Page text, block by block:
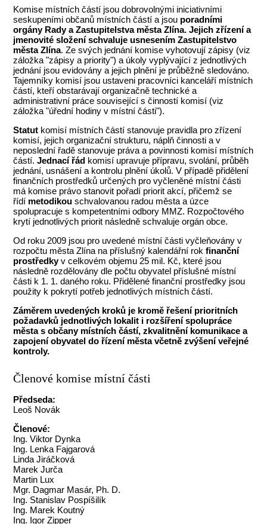
Komise místních částí jsou dobrovolnými iniciativními
seskupeními občanů místních částí a jsou poradními
orgány Rady a Zastupitelstva města Zlína. Jejich zřízení a
jmenovité složení schvaluje usnesením Zastupitelstvo
města Zlína. Ze svých jednání komise vyhotovují zápisy (viz
záložka "zápisy a priority") a úkoly vyplývající z jednotlivých
jednání jsou evidovány a jejich plnění je průběžně sledováno.
Tajemníky komisí jsou ustaveni pracovníci kanceláří místních
částí, kteří obstarávají organizačně technické a
administrativní práce související s činností komisí (viz
záložka "úřední hodiny v místní části").
Statut komisí místních částí stanovuje pravidla pro zřízení
komisí, jejich organizační strukturu, náplň činnosti a v
neposlední řadě stanovuje práva a povinnosti komisí místních
částí.Jednací řád komisí upravuje přípravu, svolání, průběh
jednání, usnášení a kontrolu plnění úkolů. V případě přidělení
finančních prostředků určených pro vyčleněné místní části
má komise právo stanovit pořadí priorit akcí, přičemž se
řídí metodikou schvalovanou radou města a úzce
spolupracuje s kompetentními odbory MMZ. Rozpočtového
krytí jednotlivých priorit následně schvaluje orgán obce.
Od roku 2009 jsou pro uvedené místní části vyčleňovány v
rozpočtu města Zlína na příslušný kalendářní rokfinanční
prostředkyv celkovém objemu 25 mil. Kč, které jsou
následně rozdělovány dle počtu obyvatel příslušné místní
části k 1. 1. daného roku. Přidělené finanční prostředky jsou
použity k pokrytí potřeb jednotlivých místních částí.
Záměrem uvedených kroků je kromě řešení prioritních
požadavků jednotlivých lokalit i rozšíření spolupráce
města s občany místních částí, zkvalitnění komunikace a
zapojení obyvatel do řízení města včetně zvýšení veřejné
kontroly.
Členové komise místní části
Předseda:
Leoš Novák
Členové:
Ing. Viktor Dynka
Ing. Lenka Fajgarová
Linda Jiráčková
Marek Jurča
Martin Lux
Mgr. Dagmar Masár, Ph. D.
Ing. Stanislav Pospíšilík
Ing. Marek Koutný
Ing. Igor Zipper